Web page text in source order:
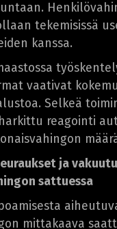
tekemisissä
kanssa.
vaativat
Selkeä
reagointi
ja
sattuessa
mittakaava